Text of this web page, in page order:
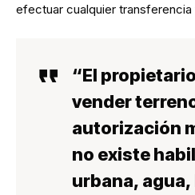
efectuar cualquier
“El
vender
autorización
no existe
urbana, agua,